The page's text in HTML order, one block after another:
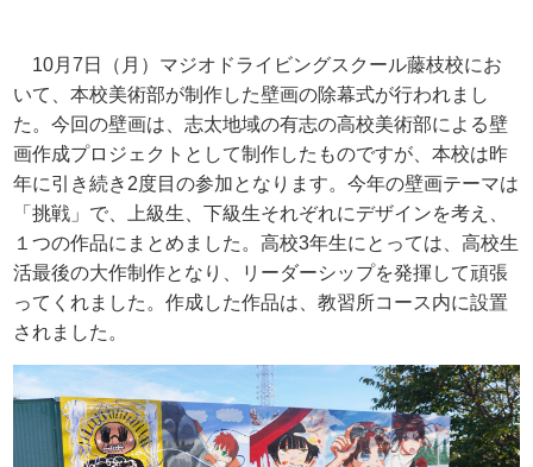
10月7 日（月）マジオドライビングスクール藤枝校にお
いて、本校美術部が制作した壁画の除幕式が行われまし
た。今回の壁画は、志太地域の有志の高校美術部による壁
画作成プロジェクトとして制作したものですが、本校は昨
年に引き続き 2度目の参加となります。今年の壁画テーマは
「挑戦」で、上級生、下級生それぞれにデザインを考え、
１つの作品にまとめました。高校3年生にとっては、高校生
活最後の大作制作となり、リーダーシップを発揮して頑張
ってくれました。作成した作品は、教習所コース内に設置
されました。